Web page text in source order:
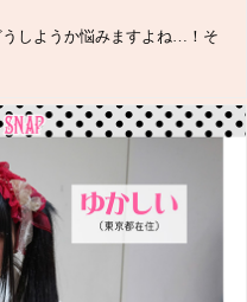
しようか悩みますよね…！そ
ト遊びに登場してくれた